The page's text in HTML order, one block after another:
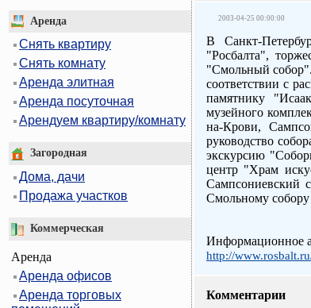
Аренда
Снять квартиру
Снять комнату
Аренда элитная
Аренда посуточная
Арендуем квартиру/комнату
Загородная
Дома, дачи
Продажа участков
Коммерческая
Аренда
Аренда офисов
Аренда торговых
2003-04-25 00:00:00
В Санкт-
"Росбалта",
"Смольный собор".
соответствии с
памятнику
музейного
на-Крови,
руководство
экскурсию
центр "Храм
Сампсониевский
Смольному собору
Информационное
http://
Комментарии